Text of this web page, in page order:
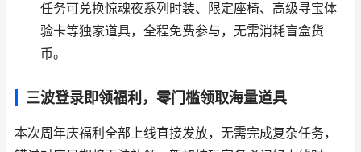
任务可兑换惊魂夜系列时装、限定座椅、高级寻宝体
验卡等独家道具，全程免费参与，无需消耗盲盒货
币。
三波登录即领福利，零门槛领取海量道具
本次周年庆福利全部上线直接发放，无需完成复杂任务，